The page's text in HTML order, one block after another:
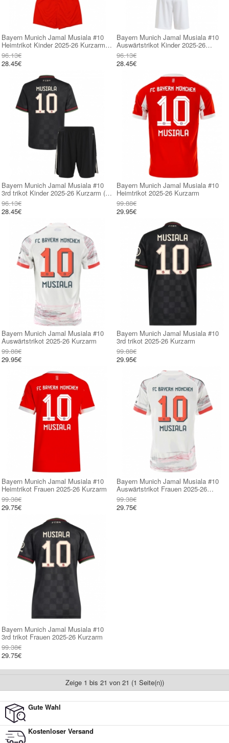
Bayern Munich Jamal Musiala #10
Heimtrikot Kinder 2025-26 Kurzarm
(+ kurze hosen)
96.13€
28.45€
Bayern Munich Jamal Musiala #10
Auswärtstrikot Kinder 2025-26
Kurzarm (+ kurze hosen)
96.13€
28.45€
Bayern Munich Jamal Musiala #10
3rd trikot Kinder 2025-26 Kurzarm (+
kurze hosen)
96.13€
28.45€
Bayern Munich Jamal Musiala #10
Heimtrikot 2025-26 Kurzarm
99.88€
29.95€
Bayern Munich Jamal Musiala #10
Auswärtstrikot 2025-26 Kurzarm
99.88€
29.95€
Bayern Munich Jamal Musiala #10
3rd trikot 2025-26 Kurzarm
99.88€
29.95€
Bayern Munich Jamal Musiala #10
Heimtrikot Frauen 2025-26 Kurzarm
99.38€
29.75€
Bayern Munich Jamal Musiala #10
Auswärtstrikot Frauen 2025-26
Kurzarm
99.38€
29.75€
Bayern Munich Jamal Musiala #10
3rd trikot Frauen 2025-26 Kurzarm
99.38€
29.75€
Zeige 1 bis 21 von 21 (1 Seite(n))
Gute Wahl
Kostenloser Versand